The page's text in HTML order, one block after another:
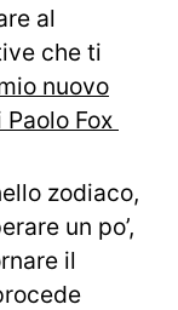
al
che ti
nuovo
Fox
zodiaco,
un po’,
il